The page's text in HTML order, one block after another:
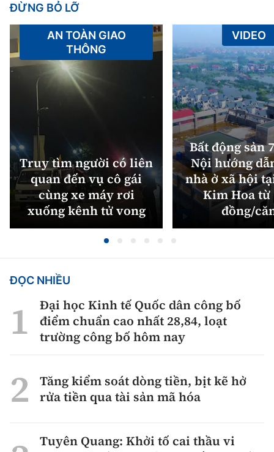
ĐỪNG BỎ LỠ
Truy tìm người có liên
quan đến vụ cô gái
cùng xe máy rơi
xuống kênh tử vong
AN TOÀN GIAO
THÔNG
Bất động sản
Nội hướng
nhà ở xã hội
Kim Hoa từ
đồng/
VIDEO
ĐỌC NHIỀU
Đại học Kinh tế Quốc dân công bố
điểm chuẩn cao nhất 28,84, loạt
trường công bố hôm nay
Tăng kiểm soát dòng tiền, bịt kẽ hở
rửa tiền qua tài sản mã hóa
Tuyên Quang: Khởi tố cai thầu vi